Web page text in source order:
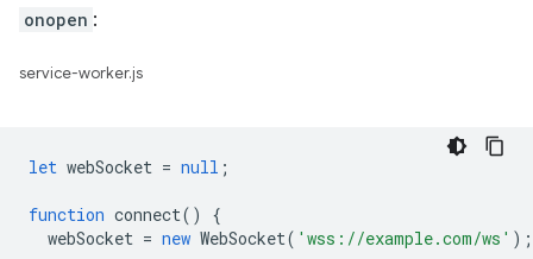
onopen :
service-worker.js
let webSocket = null ;
function connect()
{
webSocket = new WebSocket( 'wss://example.com/ws' );